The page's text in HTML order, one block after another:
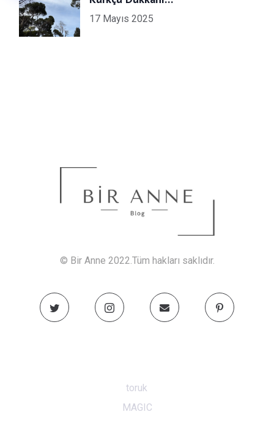
17 Mayıs 2025
© Bir Anne 2022.Tüm hakları saklıdır.
toruk
MAGIC